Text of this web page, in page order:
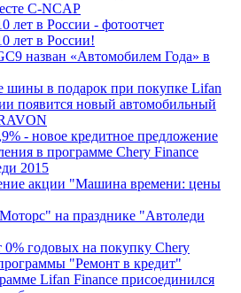
C-NCAP
лет в России - фотоотчет
лет в России!
назван «Автомобилем Года» в
шины в подарок при покупке Lifan
появится новый автомобильный
- новое кредитное предложение
в программе Chery Finance
2015
акции "Машина времени: цены
на празднике "Автоледи
0% годовых на покупку Chery
"Ремонт в кредит"
Lifan Finance присоединился